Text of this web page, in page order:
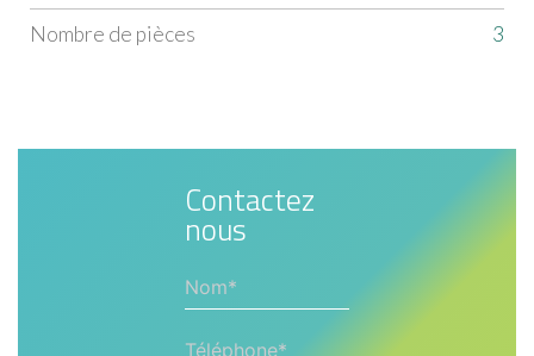
Nombre de pièces
3
Contactez
nous
Nom*
Téléphone*